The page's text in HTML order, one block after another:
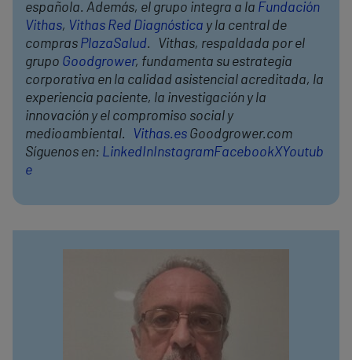
española. Además, el grupo integra a la Fundación
Vithas, Vithas Red Diagnóstica y la central de
compras PlazaSalud. Vithas, respaldada por el
grupo Goodgrower, fundamenta su estrategia
corporativa en la calidad asistencial acreditada, la
experiencia paciente, la investigación y la
innovación y el compromiso social y
medioambiental.
Vithas.es Goodgrower.com
Síguenos en: LinkedInInstagramFacebookXYoutub
e